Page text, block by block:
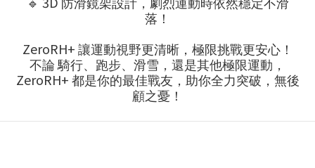
防滑鏡架設計，劇烈運動時依然穩定不滑
落！
ZeroRH+ 讓運動視野更清晰，極限挑戰更安心！
不論 騎行、跑步、滑雪，還是其他極限運動，
ZeroRH+ 都是你的最佳戰友，助你全力突破，無後
顧之憂！